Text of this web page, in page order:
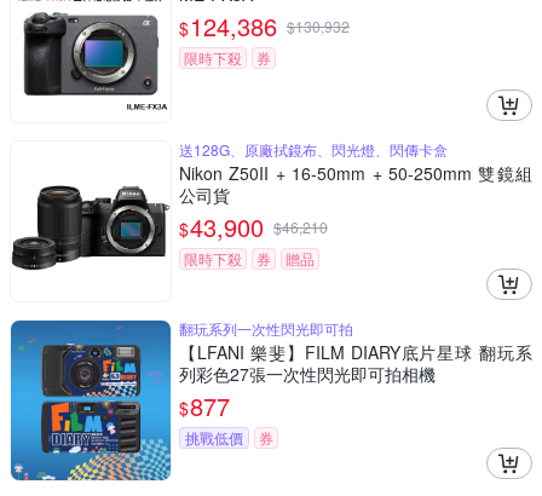
$124,386 $130,932
限時下殺
券
送128G、原廠拭鏡布、閃光燈、閃傳卡盒
Nikon Z50II + 16-50mm + 50-250mm 雙鏡組
公司貨
$43,900 $46,210
限時下殺
券 贈品
翻玩系列一次性閃光即可拍
【LFANI 樂斐】FILM DIARY底片星球 翻玩系
列彩色27張一次性閃光即可拍相機
$877
挑戰低價 券